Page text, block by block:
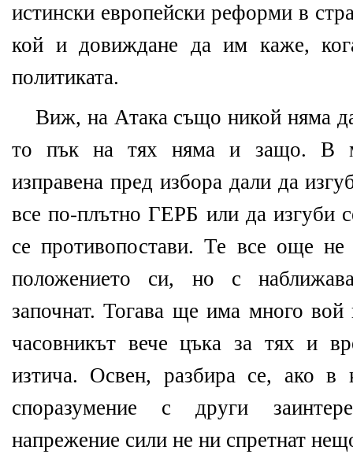
истински европейски реформи в
кой и довиждане да им каже,
политиката.
Виж, на Атака също никой няма
то пък на тях няма и защо. В
изправена пред избора дали да
все по-плътно ГЕРБ или да изгуби
се противопостави. Те все още не
положението си, но с
започнат. Тогава ще има много
часовникът вече цъка за тях и
изтича. Освен, разбира се, ако
споразумение с други
напрежение сили не ни спретнат